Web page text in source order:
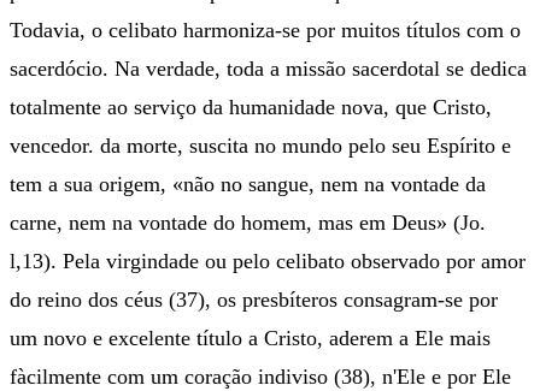
Todavia, o celibato harmoniza-se por muitos títulos com o
sacerdócio. Na verdade, toda a missão sacerdotal se dedica
totalmente ao serviço da humanidade nova, que Cristo,
vencedor. da morte, suscita no mundo pelo seu Espírito e
tem a sua origem, «não no sangue, nem na vontade da
carne, nem na vontade do homem, mas em Deus» (Jo.
l,13). Pela virgindade ou pelo celibato observado por amor
do reino dos céus (37), os presbíteros consagram-se por
um novo e excelente título a Cristo, aderem a Ele mais
fàcilmente com um coração indiviso (38), n'Ele e por Ele